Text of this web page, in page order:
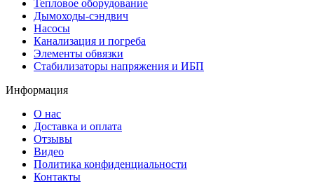
Тепловое оборудование
Дымоходы-сэндвич
Насосы
Канализация и погреба
Элементы обвязки
Стабилизаторы напряжения и ИБП
Информация
О нас
Доставка и оплата
Отзывы
Видео
Политика конфиденциальности
Контакты